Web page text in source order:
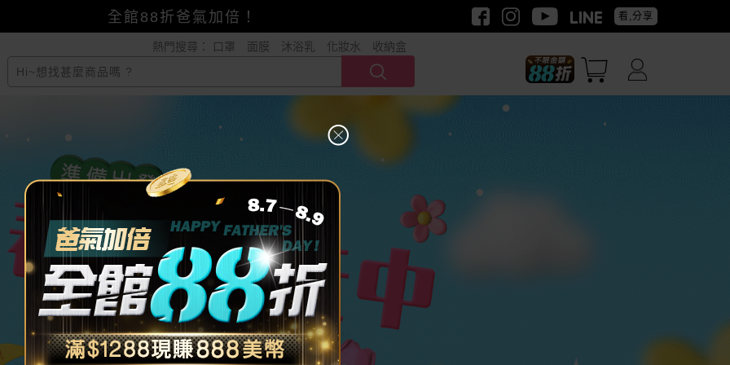
賺美幣~換好禮~立即換GO~
小三美日x全支付~美幣+全點折上折超划算
全館88折爸氣加倍！
看,分享
熱門搜尋： 口罩 面膜 沐浴乳 化妝水 收納盒